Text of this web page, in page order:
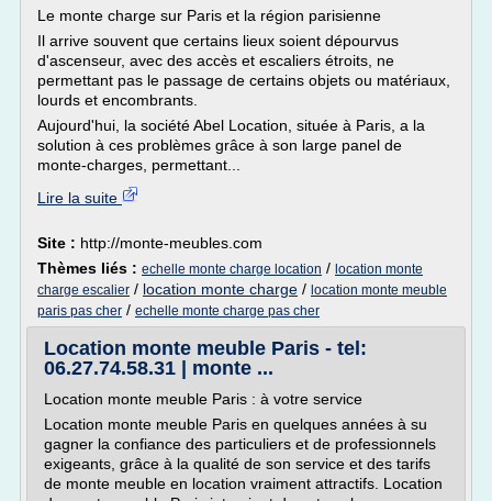
Le monte charge sur Paris et la région parisienne
Il arrive souvent que certains lieux soient dépourvus
d'ascenseur, avec des accès et escaliers étroits, ne
permettant pas le passage de certains objets ou matériaux,
lourds et encombrants.
Aujourd'hui, la société Abel Location, située à Paris, a la
solution à ces problèmes grâce à son large panel de
monte-charges, permettant...
Lire la suite
Site : http://monte-meubles.com
Thèmes liés : echelle monte charge location / location monte
charge escalier / location monte charge / location monte meuble
paris pas cher / echelle monte charge pas cher
Location monte meuble Paris - tel:
06.27.74.58.31 | monte ...
Location monte meuble Paris : à votre service
Location monte meuble Paris en quelques années à su
gagner la confiance des particuliers et de professionnels
exigeants, grâce à la qualité de son service et des tarifs
de monte meuble en location vraiment attractifs. Location